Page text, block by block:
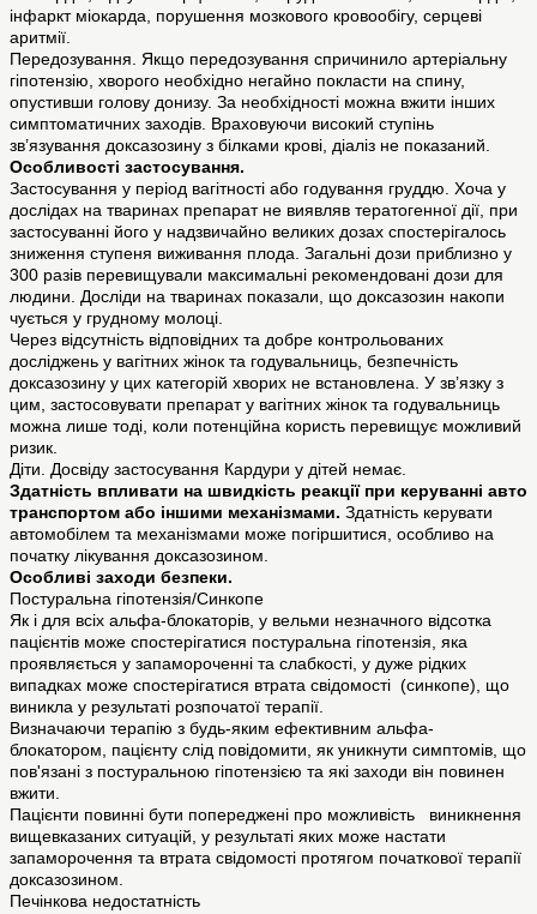
інфаркт міокарда, порушення мозкового кровообігу, серцеві
аритмії.
Передозування. Якщо передозування спричинило артеріальну
гіпотензію, хворого необхідно негайно покласти на спину,
опустивши голову донизу. За необхідності можна вжити інших
симптоматичних заходів. Враховуючи високий ступінь
зв’язування доксазозину з білками крові, діаліз не показаний.
Особливості застосування.
Застосування у період вагітності або годування груддю. Хоча у
дослідах на тваринах препарат не виявляв тератогенної дії, при
застосуванні його у надзвичайно великих дозах спостерігалось
зниження ступеня виживання плода. Загальні дози приблизно у
300 разів перевищували максимальні рекомендовані дози для
людини. Досліди на тваринах показали, що доксазозин накопи
чується у грудному молоці.
Через відсутність відповідних та добре контрольованих
досліджень у вагітних жінок та годувальниць, безпечність
доксазозину у цих категорій хворих не встановлена. У зв’язку з
цим, застосовувати препарат у вагітних жінок та годувальниць
можна лише тоді, коли потенційна користь перевищує можливий
ризик.
Діти. Досвіду застосування Кардури у дітей немає.
Здатність впливати на швидкість реакції при керуванні авто
транспортом або іншими механізмами. Здатність керувати
автомобілем та механізмами може погіршитися, особливо на
початку лікування доксазозином.
Особливі заходи безпеки.
Постуральна гіпотензія/Синкопе
Як і для всіх альфа-блокаторів, у вельми незначного відсотка
пацієнтів може спостерігатися постуральна гіпотензія, яка
проявляється у запамороченні та слабкості, у дуже рідких
випадках може спостерігатися втрата свідомості (синкопе), що
виникла у результаті розпочатої терапії.
Визначаючи терапію з будь-яким ефективним альфа-
блокатором, пацієнту слід повідомити, як уникнути симптомів, що
пов'язані з постуральною гіпотензією та які заходи він повинен
вжити.
Пацієнти повинні бути попереджені про можливість виникнення
вищевказаних ситуацій, у результаті яких може настати
запаморочення та втрата свідомості протягом початкової терапії
доксазозином.
Печінкова недостатність